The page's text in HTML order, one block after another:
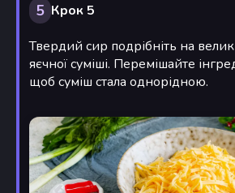
5 Крок 5
Твердий сир подрібніть на
яєчної суміші. Перемішайте
щоб суміш стала однорідною.